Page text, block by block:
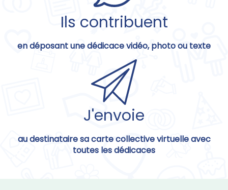
Ils contribuent
en déposant une dédicace vidéo, photo ou texte
J'envoie
au destinataire sa carte collective virtuelle avec
toutes les dédicaces